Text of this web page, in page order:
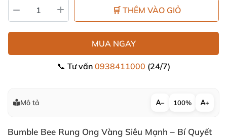
🛒 THÊM VÀO GIỎ
MUA NGAY
📞 Tư vấn 0938411000 (24/7)
Mô tả − 100% +
Bumble Bee Rung Ong Vàng Siêu Mạnh – Bí Quyết